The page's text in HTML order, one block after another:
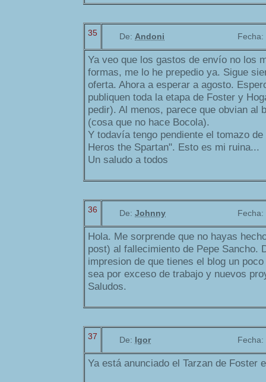
35 De: Andoni Fecha:
Ya veo que los gastos de envío no los
formas, me lo he prepedio ya. Sigue
oferta. Ahora a esperar a agosto.
publiquen toda la etapa de Foster y
pedir). Al menos, parece que obvian al
(cosa que no hace Bocola).
Y todavía tengo pendiente el tomazo
Heros the Spartan". Esto es mi ruina...
Un saludo a todos
36 De: Johnny Fecha:
Hola. Me sorprende que no hayas
post) al fallecimiento de Pepe Sancho.
impresion de que tienes el blog un
sea por exceso de trabajo y nuevos
Saludos.
37 De: Igor Fecha:
Ya está anunciado el Tarzan de Foster